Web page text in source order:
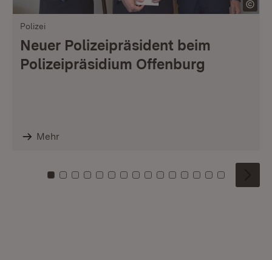
Polizei
Neuer Polizeipräsident beim
Polizeipräsidium Offenburg
Mehr
Zu Kachel: 0
Zu Kachel: 1
Zu Kachel: 2
Zu Kachel: 3
Zu Kachel: 4
Zu Kachel: 5
Zu Kachel: 6
Zu Kachel: 7
Zu Kachel: 8
Zu Kachel: 9
Zu Kachel: 10
Zu Kachel: 11
Zu Kachel: 12
Zu Kachel:
Zu